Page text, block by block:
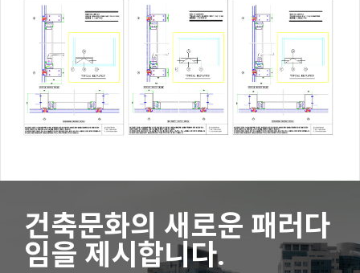
건축문화의 새로운 패러다
임을 제시합니다.